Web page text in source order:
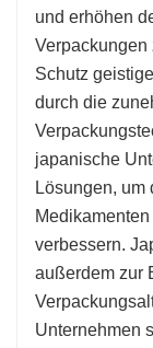
und erhöhen
Verpackungen
Schutz
durch die
japanische
Lösungen, um
verbessern.
außerdem zur
Unternehmen